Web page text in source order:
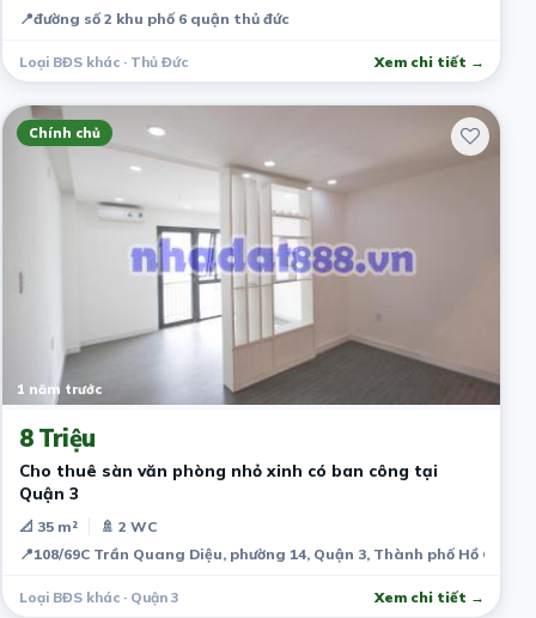
📍đường số 2 khu phố 6 quận thủ đức
Loại BĐS khác · Thủ Đức Xem chi tiết →
Chính chủ
1 năm trước
8 Triệu
Cho thuê sàn văn phòng nhỏ xinh có ban công tại
Quận 3
📐 35 m²
🚿 2 WC
📍108/69C Trần Quang Diệu, phường 14, Quận 3, Thành phố Hồ Chí
Loại BĐS khác · Quận 3 Xem chi tiết →